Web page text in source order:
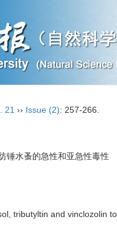
21 ›› Issue (2): 257-266.
锤水蚤的急性和亚急性毒性
tributyltin and vinclozolin